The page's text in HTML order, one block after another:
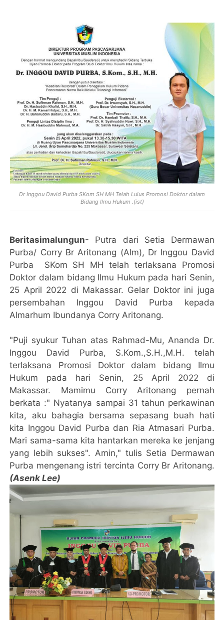
Dr Inggou David Purba SKom SH MH Telah Lulus Promosi Doktor dalam
Bidang Ilmu Hukum .(ist)
Beritasimalungun- Putra dari Setia Dermawan
Purba/ Corry Br Aritonang (Alm), Dr Inggou David
Purba SKom SH MH telah terlaksana Promosi
Doktor dalam bidang Ilmu Hukum pada hari Senin,
25 April 2022 di Makassar. Gelar Doktor ini juga
persembahan Inggou David Purba kepada
Almarhum Ibundanya Corry Aritonang.
"Puji syukur Tuhan atas Rahmad-Mu, Ananda Dr.
Inggou David Purba, S.Kom.,S.H.,M.H. telah
terlaksana Promosi Doktor dalam bidang Ilmu
Hukum pada hari Senin, 25 April 2022 di
Makassar. Mamimu Corry Aritonang pernah
berkata :" Nyatanya sampai 31 tahun perkawinan
kita, aku bahagia bersama sepasang buah hati
kita Inggou David Purba dan Ria Atmasari Purba.
Mari sama-sama kita hantarkan mereka ke jenjang
yang lebih sukses". Amin," tulis Setia Dermawan
Purba mengenang istri tercinta Corry Br Aritonang.
(Asenk Lee)